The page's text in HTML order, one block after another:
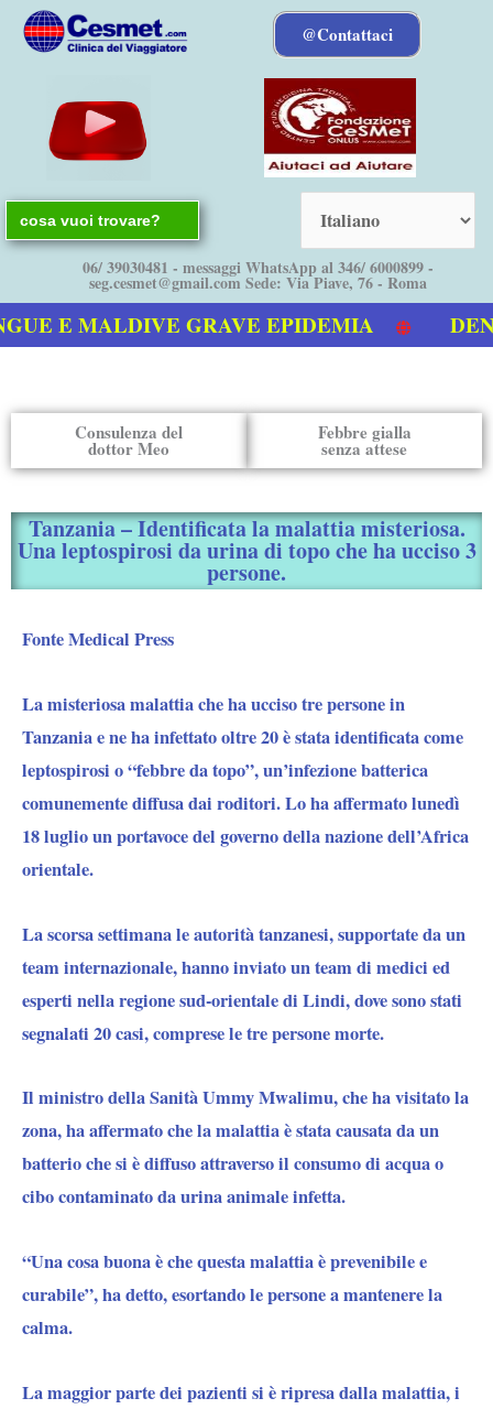
@Contattaci
Search
for:
06/ 39030481 - messaggi WhatsApp al 346/ 6000899 -
seg.cesmet@gmail.com Sede: Via Piave, 76 - Roma
E MALDIVE GRAVE EPIDEMIA
Consulenza del
dottor Meo
Febbre gialla
senza attese
Tanzania – Identificata la malattia misteriosa.
Una leptospirosi da urina di topo che ha ucciso 3
persone.
Fonte Medical Press
La misteriosa malattia che ha ucciso tre persone in
Tanzania e ne ha infettato oltre 20 è stata identificata come
leptospirosi o “febbre da topo”, un’infezione batterica
comunemente diffusa dai roditori. Lo ha affermato lunedì
18 luglio un portavoce del governo della nazione dell’Africa
orientale.
La scorsa settimana le autorità tanzanesi, supportate da un
team internazionale, hanno inviato un team di medici ed
esperti nella regione sud-orientale di Lindi, dove sono stati
segnalati 20 casi, comprese le tre persone morte.
Il ministro della Sanità Ummy Mwalimu, che ha visitato la
zona, ha affermato che la malattia è stata causata da un
batterio che si è diffuso attraverso il consumo di acqua o
cibo contaminato da urina animale infetta.
“Una cosa buona è che questa malattia è prevenibile e
curabile”, ha detto, esortando le persone a mantenere la
calma.
La maggior parte dei pazienti si è ripresa dalla malattia, i